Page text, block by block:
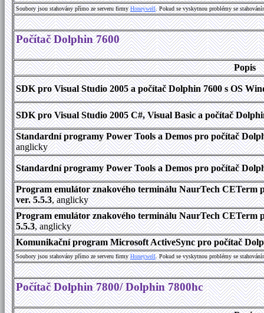
Soubory jsou stahovány přímo ze serveru firmyHoneywell. Pokud se vyskytnou problémy se
Počítač Dolphin 7600
Popis
SDK pro Visual Studio 2005 a počítač Dolphin 7600 s OS
SDK pro Visual Studio 2005 C#, Visual Basic a počítač
Standardní programy Power Tools a Demos pro počítač
anglicky
Standardní programy Power Tools a Demos pro počítač
Program emulátor znakového terminálu NaurTech CETerm
ver. 5.5.3, anglicky
Program emulátor znakového terminálu NaurTech CETerm
5.5.3, anglicky
Komunikační program Microsoft ActiveSync pro počítač
Soubory jsou stahovány přímo ze serveru firmyHoneywell. Pokud se vyskytnou problémy se
Počítač Dolphin 7800/ Dolphin 7800hc